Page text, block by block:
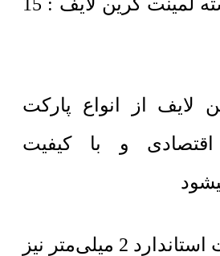
لایف از انواع پارکت
و با کیفیت
فوم سایلنت استاندارد 2 میلی‌متر نیز